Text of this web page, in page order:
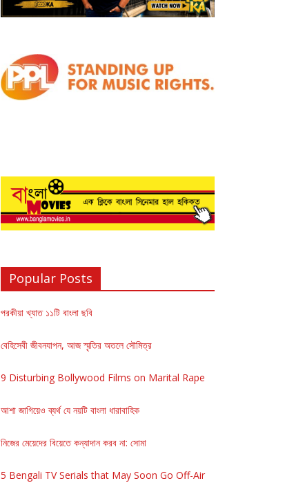
Popular Posts
পরকীয়া খ্যাত ১১টি বাংলা ছবি
বেহিসেবী জীবনযাপন, আজ স্মৃতির অতলে সৌমিত্র
9 Disturbing Bollywood Films on Marital Rape
আশা জাগিয়েও ব্যর্থ যে নয়টি বাংলা ধারাবাহিক
নিজের মেয়েদের বিয়েতে কন্যাদান করব না: সোমা
5 Bengali TV Serials that May Soon Go Off-Air